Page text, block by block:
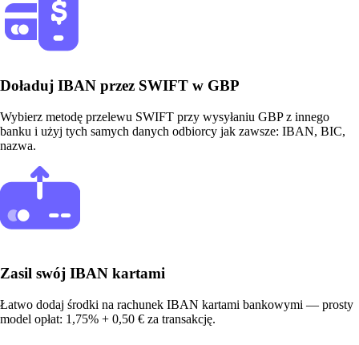
Doładuj IBAN przez SWIFT w GBP
Wybierz metodę przelewu SWIFT przy wysyłaniu GBP z innego
banku i użyj tych samych danych odbiorcy jak zawsze: IBAN, BIC,
nazwa.
Zasil swój IBAN kartami
Łatwo dodaj środki na rachunek IBAN kartami bankowymi — prosty
model opłat: 1,75% + 0,50 € za transakcję.